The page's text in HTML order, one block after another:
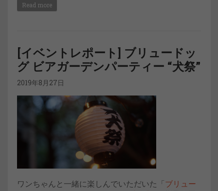
Read more
[イベントレポート] ブリュードッ
グ ビアガーデンパーティー “犬祭”
2019年8月27日
ワンちゃんと一緒に楽しんでいただいた「ブリュー